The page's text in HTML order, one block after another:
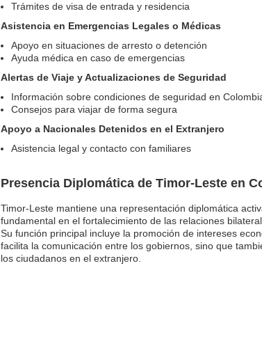
Trámites de visa de entrada y residencia
Asistencia en Emergencias Legales o Médicas
Apoyo en situaciones de arresto o detención
Ayuda médica en caso de emergencias
Alertas de Viaje y Actualizaciones de Seguridad
Información sobre condiciones de seguridad en
Consejos para viajar de forma segura
Apoyo a Nacionales Detenidos en el Extranjero
Asistencia legal y contacto con familiares
Presencia Diplomática de Timor-Leste en
Timor-Leste mantiene una representación diplomática
fundamental en el fortalecimiento de las relaciones
Su función principal incluye la promoción de intereses
facilita la comunicación entre los gobiernos, sino que
los ciudadanos en el extranjero.